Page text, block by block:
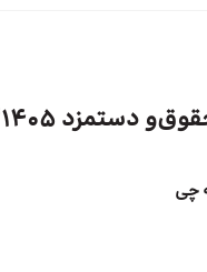
دستمزد 1405
چی